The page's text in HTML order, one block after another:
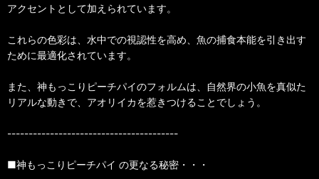
アクセントとして加えられています。
これらの色彩は、水中での視認性を高め、魚の捕食本能を引き出す
ために最適化されています。
また、神もっこりピーチパイのフォルムは、自然界の小魚を真似た
リアルな動きで、アオリイカを惹きつけることでしょう。
----------------------------------------
■神もっこりピーチパイ の更なる秘密・・・